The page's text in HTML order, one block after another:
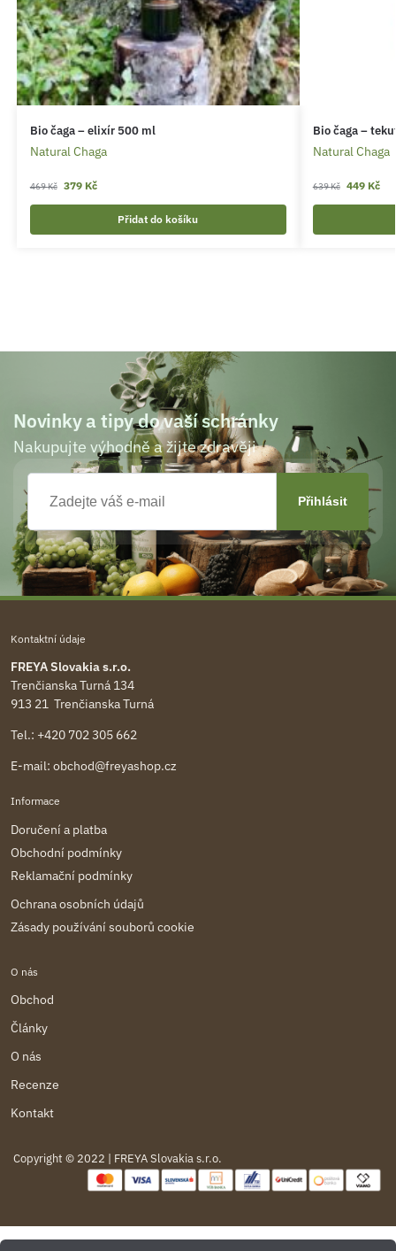
Bio čaga – elixír 500 ml
Natural Chaga
469Kč 379 Kč
Přidat do košíku
Bio čaga –
Natural Chaga
639Kč 449 Kč
Novinky a tipy do vaší schránky
Nakupujte výhodně a žijte zdravěji
Kontaktní údaje
FREYA Slovakia s.r.o.
Trenčianska Turná 134
913 21 Trenčianska Turná
Tel.: +420 702 305 662
E-mail: obchod@freyashop.cz
Informace
Doručení a platba
Obchodní podmínky
Reklamační podmínky
Ochrana osobních údajů
Zásady používání souborů cookie
O nás
Obchod
Články
O nás
Recenze
Kontakt
Copyright © 2022 | FREYA Slovakia s.r.o.